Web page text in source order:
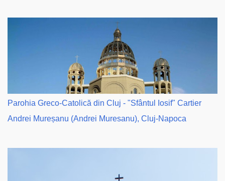
Parohia Greco-Catolică din Cluj - "Sfântul Iosif" Cartier
Andrei Mureșanu (Andrei Muresanu), Cluj-Napoca